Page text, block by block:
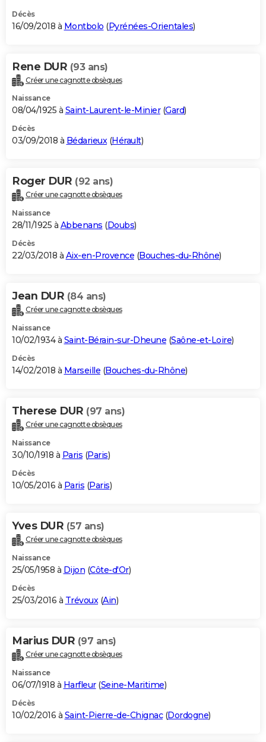
Décès
16/09/2018 à Montbolo (Pyrénées-Orientales)
Rene DUR (93 ans)
Créer une cagnotte obsèques
Naissance
08/04/1925 à Saint-Laurent-le-Minier(Gard)
Décès
03/09/2018 à Bédarieux(Hérault)
Roger DUR (92 ans)
Créer une cagnotte obsèques
Naissance
28/11/1925 à Abbenans (Doubs)
Décès
22/03/2018 à Aix-en-Provence (Bouches-du-Rhône)
Jean DUR (84 ans)
Créer une cagnotte obsèques
Naissance
10/02/1934 à Saint-Bérain-sur-Dheune (Saône-et-Loire)
Décès
14/02/2018 à Marseille (Bouches-du-Rhône)
Therese DUR (97 ans)
Créer une cagnotte obsèques
Naissance
30/10/1918 à Paris (Paris)
Décès
10/05/2016 à Paris (Paris)
Yves DUR (57 ans)
Créer une cagnotte obsèques
Naissance
25/05/1958 à Dijon (Côte-d'Or)
Décès
25/03/2016 à Trévoux(Ain)
Marius DUR (97 ans)
Créer une cagnotte obsèques
Naissance
06/07/1918 à Harfleur(Seine-Maritime)
Décès
10/02/2016 à Saint-Pierre-de-Chignac(Dordogne)